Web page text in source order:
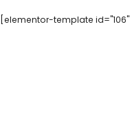
[elementor-template id="106"]